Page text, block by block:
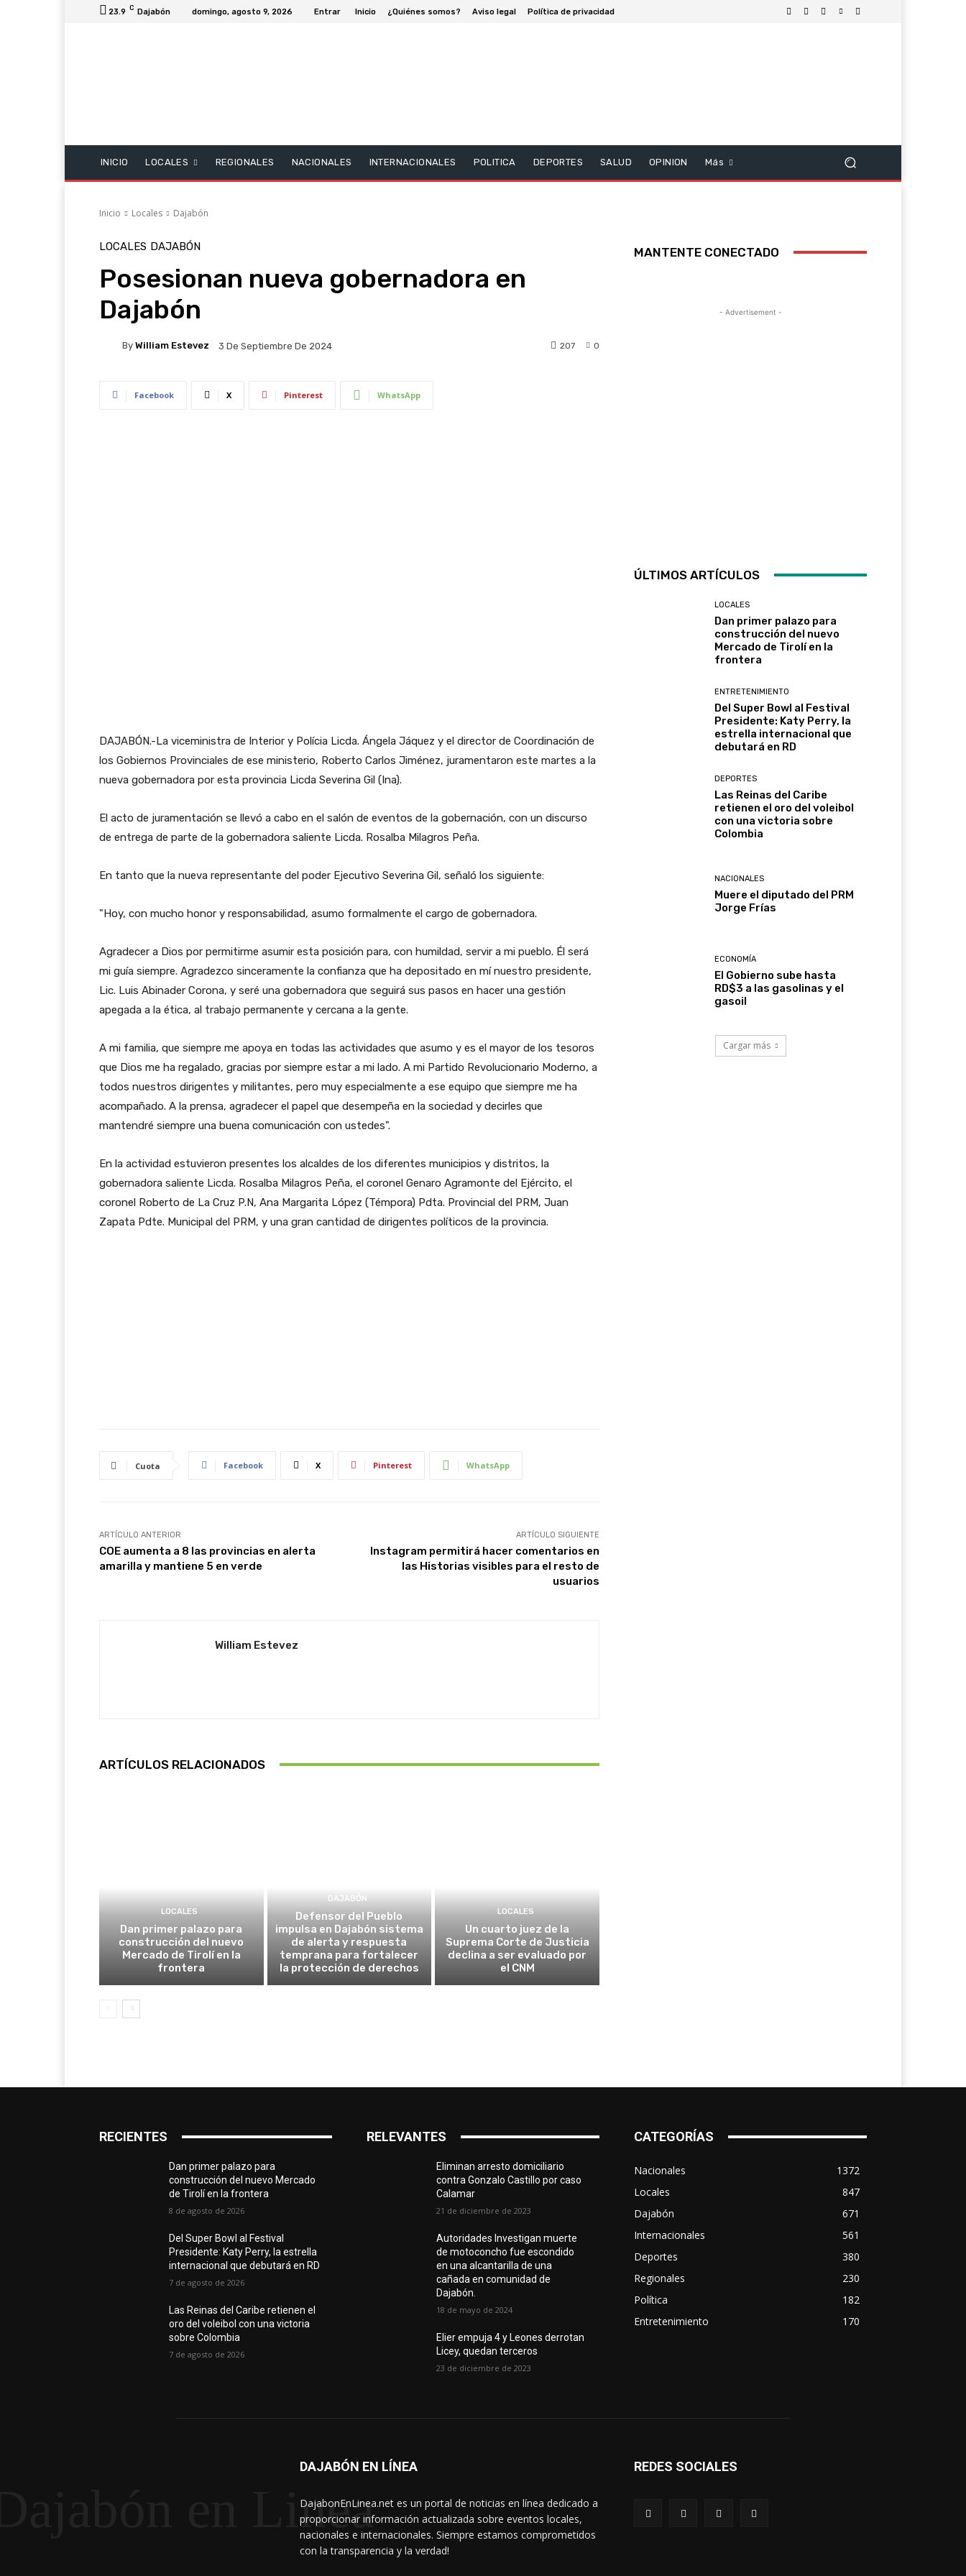
23.9 C Dajabón domingo, agosto 9, 2026 Entrar Inicio ¿Quiénes somos? Aviso legal Política de privacidad
INICIO LOCALES REGIONALES NACIONALES INTERNACIONALES POLITICA DEPORTES SALUD OPINION Más
Inicio Locales Dajabón
LOCALES DAJABÓN
Posesionan nueva gobernadora en
Dajabón
By William Estevez 3 De Septiembre De 2024 0
207
Facebook X Pinterest WhatsApp
DAJABÓN.-La viceministra de Interior y Polícia Licda. Ángela Jáquez y el director de Coordinación de
los Gobiernos Provinciales de ese ministerio, Roberto Carlos Jiménez, juramentaron este martes a la
nueva gobernadora por esta provincia Licda Severina Gil (Ina).
El acto de juramentación se llevó a cabo en el salón de eventos de la gobernación, con un discurso
de entrega de parte de la gobernadora saliente Licda. Rosalba Milagros Peña.
En tanto que la nueva representante del poder Ejecutivo Severina Gil, señaló los siguiente:
"Hoy, con mucho honor y responsabilidad, asumo formalmente el cargo de gobernadora.
Agradecer a Dios por permitirme asumir esta posición para, con humildad, servir a mi pueblo. Él será
mi guía siempre. Agradezco sinceramente la confianza que ha depositado en mí nuestro presidente,
Lic. Luis Abinader Corona, y seré una gobernadora que seguirá sus pasos en hacer una gestión
apegada a la ética, al trabajo permanente y cercana a la gente.
A mi familia, que siempre me apoya en todas las actividades que asumo y es el mayor de los tesoros
que Dios me ha regalado, gracias por siempre estar a mi lado. A mi Partido Revolucionario Moderno, a
todos nuestros dirigentes y militantes, pero muy especialmente a ese equipo que siempre me ha
acompañado. A la prensa, agradecer el papel que desempeña en la sociedad y decirles que
mantendré siempre una buena comunicación con ustedes".
En la actividad estuvieron presentes los alcaldes de los diferentes municipios y distritos, la
gobernadora saliente Licda. Rosalba Milagros Peña, el coronel Genaro Agramonte del Ejército, el
coronel Roberto de La Cruz P.N, Ana Margarita López (Témpora) Pdta. Provincial del PRM, Juan
Zapata Pdte. Municipal del PRM, y una gran cantidad de dirigentes políticos de la provincia.
Cuota Facebook X Pinterest WhatsApp
ARTÍCULO ANTERIOR
COE aumenta a 8 las provincias en alerta
amarilla y mantiene 5 en verde
ARTÍCULO SIGUIENTE
Instagram permitirá hacer comentarios en
las Historias visibles para el resto de
usuarios
William Estevez
ARTÍCULOS RELACIONADOS
LOCALES
Dan primer palazo para
construcción del nuevo
Mercado de Tirolí en la
frontera
DAJABÓN
Defensor del Pueblo
impulsa en Dajabón sistema
de alerta y respuesta
temprana para fortalecer
la protección de derechos
LOCALES
Un cuarto juez de la
Suprema Corte de Justicia
declina a ser evaluado por
el CNM
MANTENTE CONECTADO
- Advertisement -
ÚLTIMOS ARTÍCULOS
LOCALES
Dan primer palazo para
construcción del nuevo
Mercado de Tirolí en la
frontera
ENTRETENIMIENTO
Del Super Bowl al Festival
Presidente: Katy Perry, la
estrella internacional que
debutará en RD
DEPORTES
Las Reinas del Caribe
retienen el oro del voleibol
con una victoria sobre
Colombia
NACIONALES
Muere el diputado del PRM
Jorge Frías
ECONOMÍA
El Gobierno sube hasta
RD$3 a las gasolinas y el
gasoil
Cargar más
RECIENTES
Dan primer palazo para
construcción del nuevo Mercado
de Tirolí en la frontera
8 de agosto de 2026
Del Super Bowl al Festival
Presidente: Katy Perry, la estrella
internacional que debutará en RD
7 de agosto de 2026
Las Reinas del Caribe retienen el
oro del voleibol con una victoria
sobre Colombia
7 de agosto de 2026
RELEVANTES
Eliminan arresto domiciliario
contra Gonzalo Castillo por caso
Calamar
21 de diciembre de 2023
Autoridades Investigan muerte
de motoconcho fue escondido
en una alcantarilla de una
cañada en comunidad de
Dajabón.
18 de mayo de 2024
Elier empuja 4 y Leones derrotan
Licey, quedan terceros
23 de diciembre de 2023
CATEGORÍAS
Nacionales
1372
Locales
847
Dajabón
671
Internacionales
561
Deportes
380
Regionales
230
Política
182
Entretenimiento
170
en Linea
DAJABÓN EN LÍNEA
DajabonEnLinea.net es un portal de noticias en línea dedicado a
proporcionar información actualizada sobre eventos locales,
nacionales e internacionales. Siempre estamos comprometidos
con la transparencia y la verdad!
REDES SOCIALES